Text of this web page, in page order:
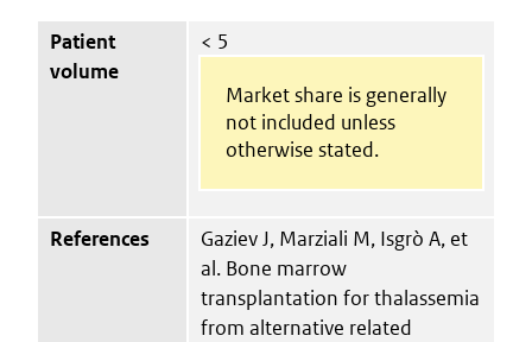
Patient
volume
< 5
Market share is generally
not included unless
otherwise stated.
References
Gaziev J, Marziali M, Isgrò A, et
al. Bone marrow
transplantation for thalassemia
from alternative related